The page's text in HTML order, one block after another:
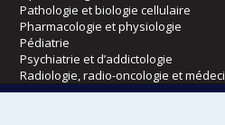
Pathologie et biologie cellulaire
Pharmacologie et physiologie
Pédiatrie
Psychiatrie et d’addictologie
Radiologie, radio-oncologie et